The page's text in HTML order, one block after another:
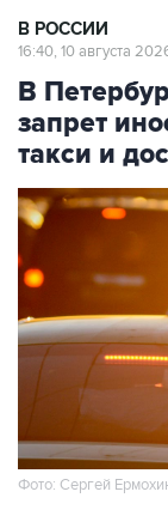
В РОССИИ
16:40, 10 августа
В
запрет
такси и
Фото: Сергей